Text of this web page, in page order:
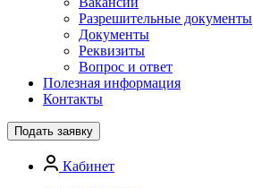
Разрешительные документы
Документы
Реквизиты
Вопрос и ответ
Полезная информация
Контакты
Подать заявку
Кабинет